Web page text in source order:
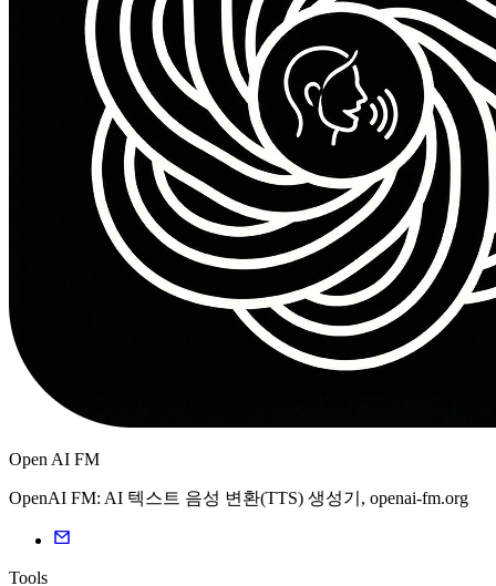
Open AI FM
OpenAI FM: AI 텍스트 음성 변환(TTS) 생성기, openai-fm.org
Tools